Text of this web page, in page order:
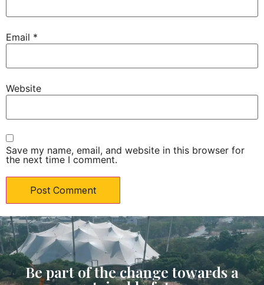
Email *
Website
Save my name, email, and website in this browser for
the next time I comment.
Be part of the change towards a